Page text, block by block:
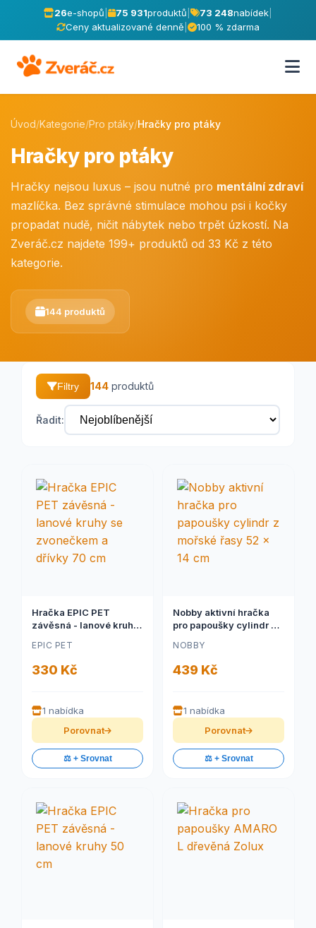
26e-shopů 75 931produktů 73 248nabídek
Ceny aktualizované denně
100 % zdarma
Úvod/Kategorie/Pro ptáky/Hračky pro ptáky
Hračky pro ptáky
Hračky nejsou luxus – jsou nutné pro mentální zdraví
mazlíčka. Bez správné stimulace mohou psi i kočky
propadat nudě, ničit nábytek nebo trpět úzkostí. Na
Zveráč.cz najdete 199+ produktů od 33 Kč z této
kategorie.
144 produktů
Filtry 144 produktů
Řadit:
Hračka EPIC PET
závěsná - lanové kruhy
70 cm
EPIC PET
330 Kč
1 nabídka
Porovnat
⚖️ + Srovnat
Nobby aktivní hračka
pro papoušky cylindr z
NOBBY
439 Kč
1 nabídka
Porovnat
⚖️ + Srovnat